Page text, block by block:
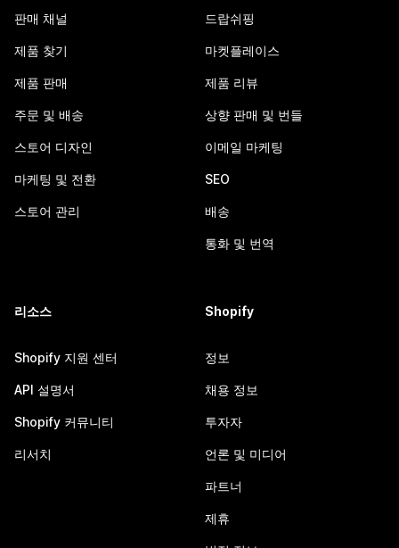
판매 채널
제품 찾기
제품 판매
주문 및 배송
스토어 디자인
마케팅 및 전환
스토어 관리
드랍쉬핑
마켓플레이스
제품 리뷰
상향 판매 및 번들
이메일 마케팅
SEO
배송
통화 및 번역
리소스
Shopify 지원 센터
API 설명서
Shopify 커뮤니티
리서치
Shopify
정보
채용 정보
투자자
언론 및 미디어
파트너
제휴